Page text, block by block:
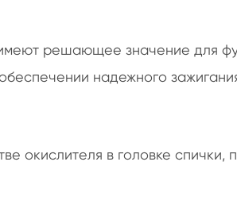
решающее значение для
надежного
окислителя в головке